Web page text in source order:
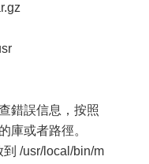
錯誤信息，按照
庫或者路徑。
/usr/local/bin/m